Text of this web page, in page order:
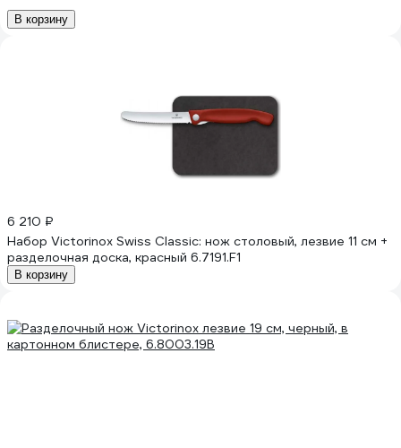
В корзину
6 210 ₽
Набор Victorinox Swiss Classic: нож столовый, лезвие 11 см +
разделочная доска, красный 6.7191.F1
В корзину